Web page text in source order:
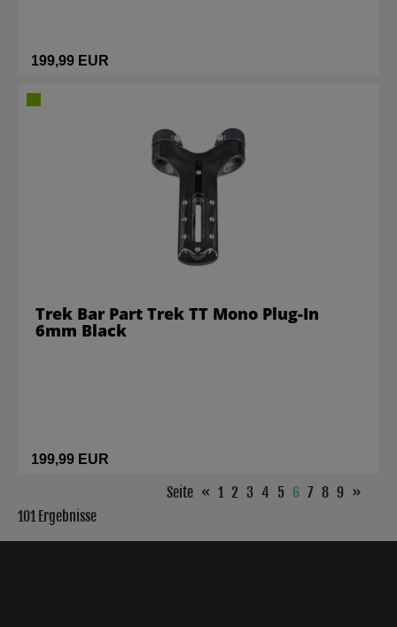
199,99 EUR
199,99 EUR
Trek Bar Part Trek TT Mono Plug-In
6mm Black
Seite « 1 2 3 4 5 6 7 8 9 »
101 Ergebnisse